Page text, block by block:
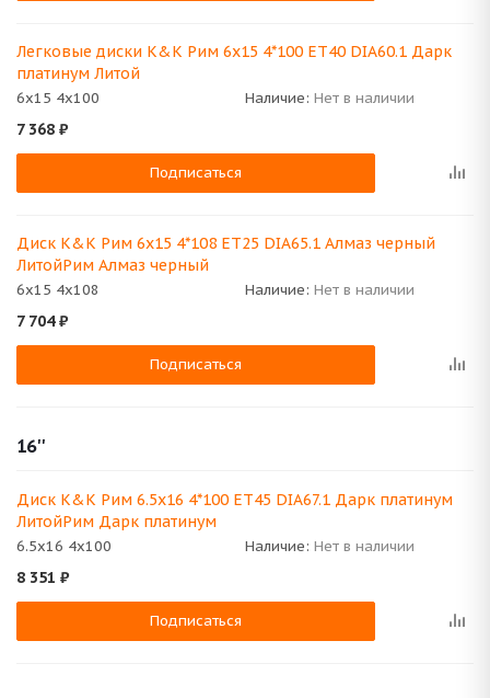
Легковые диски K&K Рим 6x15 4*100 ET40 DIA60.1 Дарк
платинум Литой
6x15 4x100 Наличие: Нет в наличии
7 368 ₽
Подписаться
Диск K&K Рим 6x15 4*108 ET25 DIA65.1 Алмаз черный
ЛитойРим Алмаз черный
6x15 4x108 Наличие: Нет в наличии
7 704₽
Подписаться
16''
Диск K&K Рим 6.5x16 4*100 ET45 DIA67.1 Дарк платинум
ЛитойРим Дарк платинум
6.5x16 4x100 Наличие: Нет в наличии
8 351 ₽
Подписаться